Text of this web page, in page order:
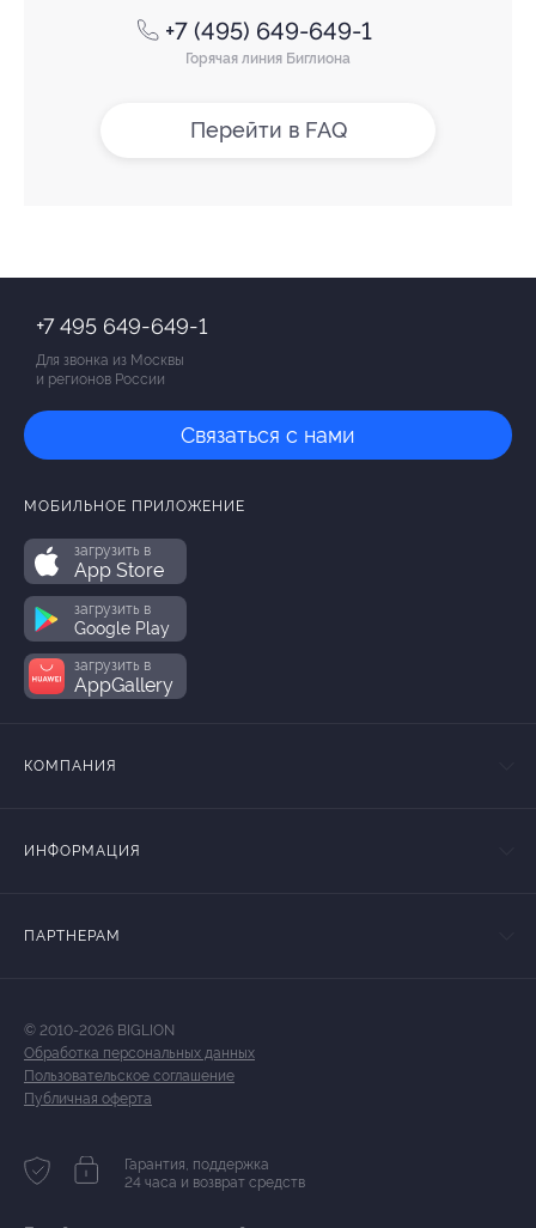
+7 (495) 649-649-1
Горячая линия Биглиона
Перейти в FAQ
+7 495 649-649-1
Для звонка из Москвы
и регионов России
Связаться с нами
МОБИЛЬНОЕ ПРИЛОЖЕНИЕ
загрузить в
App Store
загрузить в
Google Play
загрузить в
AppGallery
КОМПАНИЯ
ИНФОРМАЦИЯ
ПАРТНЕРАМ
© 2010-2026 BIGLION
Обработка персональных данных
Пользовательское соглашение
Публичная оферта
Гарантия, поддержка
24 часа и возврат средств